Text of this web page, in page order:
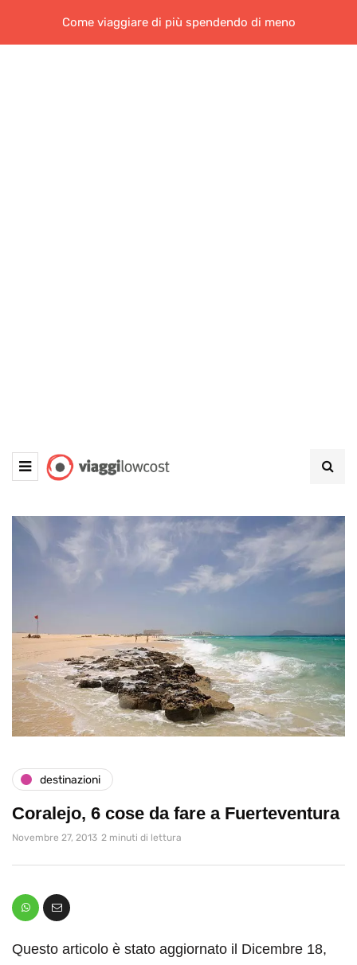
Come viaggiare di più spendendo di meno
destinazioni
Coralejo, 6 cose da fare a Fuerteventura
Novembre 27, 2013 2 minuti di lettura
Questo articolo è stato aggiornato il Dicembre 18,